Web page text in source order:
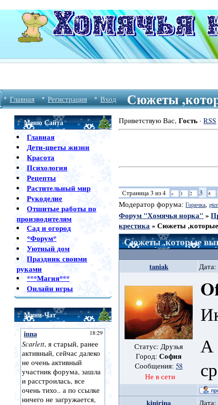
Главная Регистрация Вход Сюжеты
Меню Сайта
Главная
Дети-цветы жизни
Красота
Психология
Рецепты
Растительный мир
Рукоделие
Отшитые работы по
производителям
Сад и огород
*Форум*
Уютный дом
Праздник своими
руками
***Магия***
Онлайн игры
Мини-Чат
Приветствую Вас,Гость ·RSS
Страница3 из4 « 1 2 3 4
Модератор форума:Горячка,
Форум "Хомячья норка" »
крестика » Сюжеты
Сюжеты ,которые
taniak
Статус: Друзья
Город:София
Сообщения:58
Не в сети
А